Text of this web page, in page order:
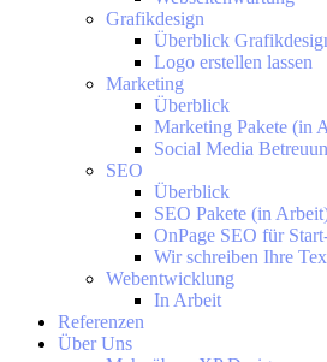
Grafikdesign
Überblick
Logo erstellen lassen
Marketing
Überblick
Marketing Pakete (in
Social Media
SEO
Überblick
SEO Pakete (in
OnPage SEO für
Wir schreiben Ihre
Webentwicklung
In Arbeit
Referenzen
Über Uns